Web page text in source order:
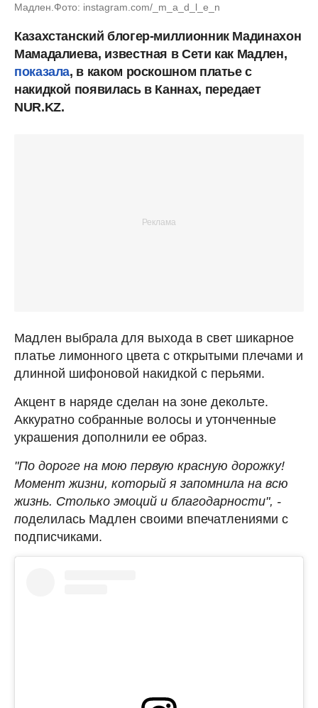
Мадлен.Фото: instagram.com/_m_a_d_l_e_n
Казахстанский блогер-миллионник Мадинахон
Мамадалиева, известная в Сети как Мадлен,
показала, в каком роскошном платье с
накидкой появилась в Каннах, передает
NUR.KZ.
Мадлен выбрала для выхода в свет шикарное
платье лимонного цвета с открытыми плечами и
длинной шифоновой накидкой с перьями.
Акцент в наряде сделан на зоне декольте.
Аккуратно собранные волосы и утонченные
украшения дополнили ее образ.
"По дороге на мою первую красную дорожку!
Момент жизни, который я запомнила на всю
жизнь. Столько эмоций и благодарности", -
поделилась Мадлен своими впечатлениями с
подписчиками.